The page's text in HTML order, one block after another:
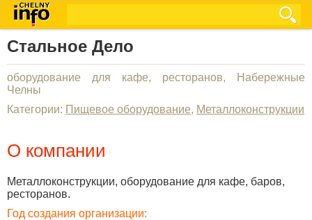
Стальное Дело
оборудование для кафе, ресторанов, Набережные
Челны
Категории: Пищевое оборудование, Металлоконструкции
О компании
Металлоконструкции, оборудование для кафе, баров,
ресторанов.
Год создания организации: